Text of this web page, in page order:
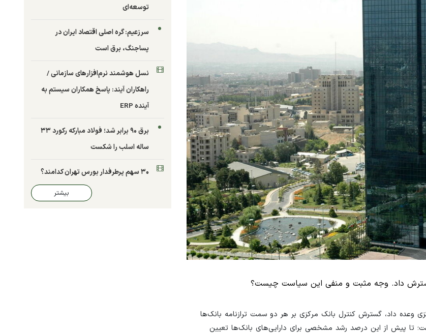
گسترش داد. وجه مثبت و منفی این سیاست چیست؟
وعده داد، گسترش کنترل بانک مرکزی بر هر دو سمت ترازنامه بانک‌ها
تا پیش از این درصد رشد مشخصی برای دارایی‌های بانک‌ها تعیین
توسعه‌ای
سرزعیم: گره اصلی اقتصاد ایران در
پساجنگ، برق است
نسل هوشمند نرم‌افزارهای سازمانی /
راهکاران آیند: پاسخ همکاران سیستم به
آینده ERP
برق ۹۰ برابر شد؛ فولاد مبارکه رکورد ۳۳
ساله اسلب را شکست
۳۰ سهم پرطرفدار بورس تهران کدامند؟
بیشتر